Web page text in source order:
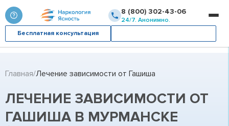
8 (800) 302-43-06
24/7. Анонимно.
Бесплатная консультация
Главная Лечение зависимости от Гашиша
ЛЕЧЕНИЕ ЗАВИСИМОСТИ ОТ
ГАШИША В МУРМАНСКЕ